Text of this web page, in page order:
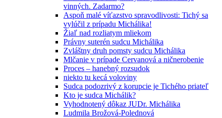
vinných. Zadarmo?
Aspoň malé víťazstvo spravodlivosti: Tichý sa
vylúčil z prípadu Michálika!
Žiaľ nad rozliatym mliekom
Právny suterén sudcu Michálika
Zvláštny druh pomsty sudcu Michálika
Mlčanie v prípade Cervanová a ničnerobenie
Proces – hanebný rozsudok
niekto tu kecá voloviny
Sudca podozrivý z korupcie je Tichého priateľ
Kto je sudca Michálik?
Vyhodnotený dôkaz JUDr. Michálika
Ludmila Brožová-Polednová